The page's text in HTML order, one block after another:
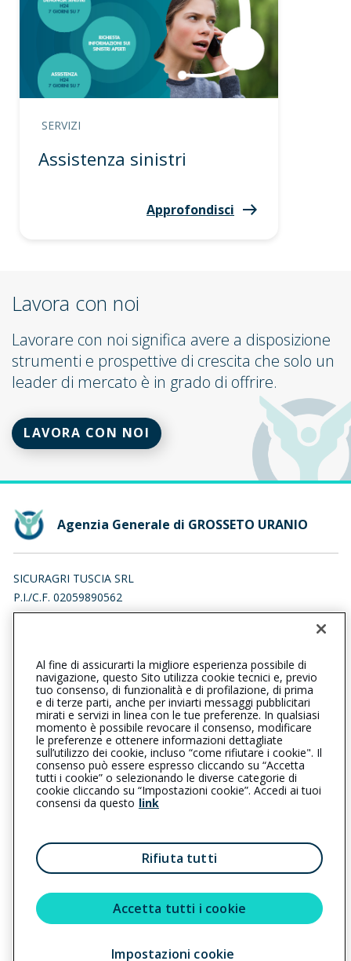
SERVIZI
Assistenza sinistri
Approfondisci
Lavora con noi
Lavorare con noi significa avere a disposizione
strumenti e prospettive di crescita che solo un
leader di mercato è in grado di offrire.
LAVORA CON NOI
Agenzia Generale di GROSSETO URANIO
SICURAGRI TUSCIA SRL
P.I./C.F. 02059890562
VIALE FRANCESCO BARACCA 26, 01100 VITERBO (VT)
0564070353 0564070356
grossetouranio@cattolica.it
sicuragrituscia@legalmail.it
L’intermediario è soggetto al controllo dell’IVASS. Consulta il
Registro RUI al seguentelink
Privacy | Cookie |
Il Gruppo Generali
Reclami
| Note legali |
Accessibilità
Copyright © 2023 - Cattolica Assicurazioni è un marchio commerciale di
Al fine di assicurarti la migliore esperienza possibile di
navigazione, questo Sito utilizza cookie tecnici e, previo
tuo consenso, di funzionalità e di profilazione, di prima
e di terze parti, anche per inviarti messaggi pubblicitari
mirati e servizi in linea con le tue preferenze. In qualsiasi
momento è possibile revocare il consenso, modificare
le preferenze e ottenere informazioni dettagliate
sull’utilizzo dei cookie, incluso “come rifiutare i cookie". Il
consenso può essere espresso cliccando su “Accetta
tutti i cookie” o selezionando le diverse categorie di
cookie cliccando su “Impostazioni cookie”. Accedi ai tuoi
consensi da questo link
Rifiuta tutti
Accetta tutti i cookie
Impostazioni cookie